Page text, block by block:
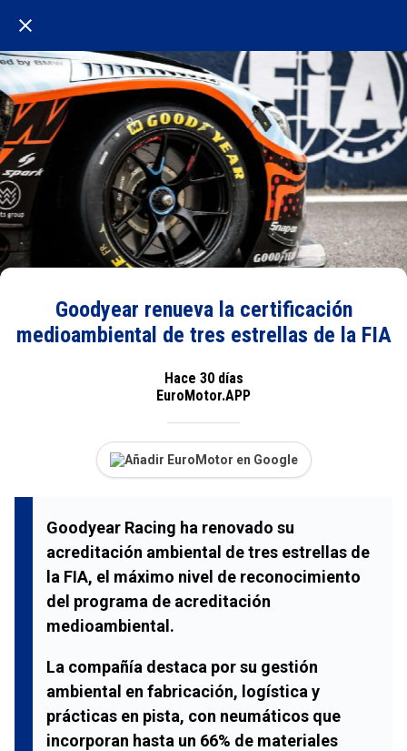
Goodyear renueva la certificación
medioambiental de tres estrellas de la FIA
Hace 30 días
EuroMotor.APP
Añadir EuroMotor en Google
Goodyear Racing ha renovado su
acreditación ambiental de tres estrellas de
la FIA, el máximo nivel de reconocimiento
del programa de acreditación
medioambiental.
La compañía destaca por su gestión
ambiental en fabricación, logística y
prácticas en pista, con neumáticos que
incorporan hasta un 66% de materiales